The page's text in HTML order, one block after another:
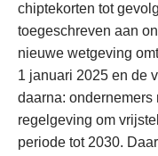
chiptekorten tot
toegeschreven aan
nieuwe wetgeving
1 januari 2025 en de
daarna:
regelgeving om
periode tot 2030.